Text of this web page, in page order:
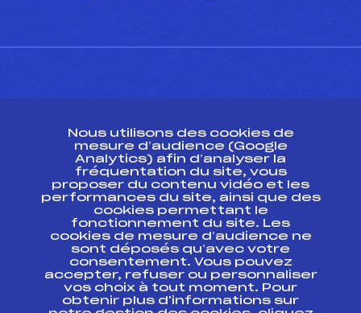
Ressources
Pass’Neige
Projet sportif fédéral
Projet de performance fédéral
Antidopage
Pôle Développement, Formation, Suivi
Scientifique
Listes ministérielles
Nous utilisons des cookies de
mesure d’audience (Google
Analytics) afin d’analyser la
fréquentation du site, vous
proposer du contenu vidéo et les
performances du site, ainsi que des
cookies permettant le
fonctionnement du site. Les
cookies de mesure d’audience ne
sont déposés qu’avec votre
consentement. Vous pouvez
accepter, refuser ou personnaliser
vos choix à tout moment. Pour
obtenir plus d'informations sur